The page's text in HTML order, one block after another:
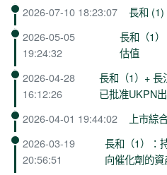
2026-07-10 18:23:07
長和 (1)
2026-05-05
19:24:32
長和（1
估值
2026-04-28
16:12:26
長和（1）+ 長
已批准UKPN
2026-04-01 19:44:02
上市綜
2026-03-19
20:56:51
長和（1）：
向催化劑的資